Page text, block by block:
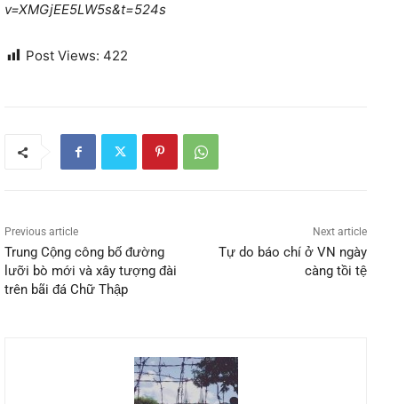
v=XMGjEE5LW5s&t=524s
Post Views: 422
Previous article
Trung Cộng công bố đường
lưỡi bò mới và xây tượng đài
trên bãi đá Chữ Thập
Next article
Tự do báo chí ở VN ngày
càng tồi tệ